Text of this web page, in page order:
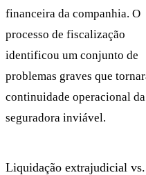
financeira da companhia. O
processo de fiscalização
identificou um conjunto de
problemas graves que
continuidade operacional da
seguradora inviável.
Liquidação extrajudicial vs.